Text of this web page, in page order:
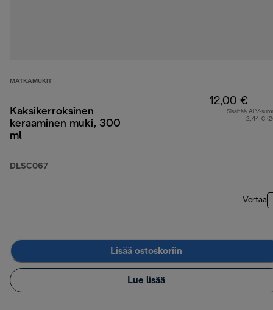
MATKAMUKIT
Kaksikerroksinen
keraaminen muki, 300
ml
DLSC067
12,00 €
Sisältää ALV-
2,44 €
Vertaa
Lisää ostoskoriin
Lue lisää